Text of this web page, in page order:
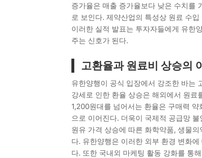
증가율은 매출 증가율보다 낮은 수치를
로 보인다. 제약산업의 특성상 원료 수
이러한 실적 발표는 투자자들에게 유한
주는 신호가 된다.
고환율과 원료비 상승의
유한양행이 공식 입장에서 강조한 바는
강세로 인한 환율 상승은 해외에서 원
1,200원대를 넘어서는 환율은 구매력
으로 이어진다. 더욱이 국제적 공급망
원유 가격 상승에 따른 화학약품, 생물
다. 유한양행은 이러한 외부 환경 변화
다. 또한 국내외 마케팅 활동 강화를 통